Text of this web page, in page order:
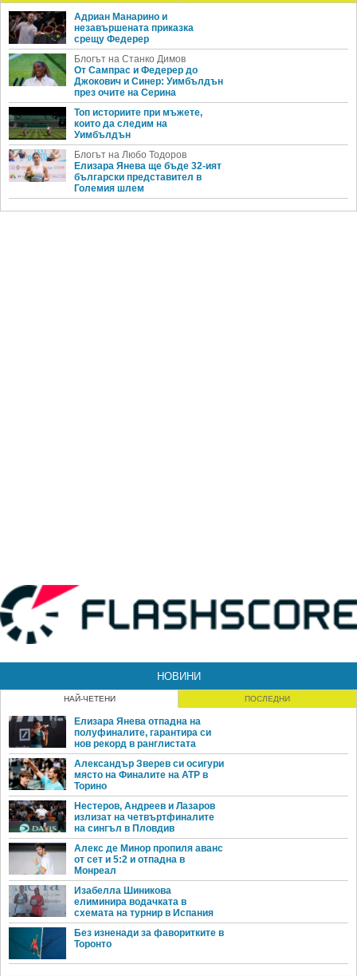
Адриан Манарино и
незавършената приказка
срещу Федерер
Блогът на Станко Димов
От Сампрас и Федерер до
Джокович и Синер: Уимбълдън
през очите на Серина
Топ историите при мъжете,
които да следим на
Уимбълдън
Блогът на Любо Тодоров
Елизара Янева ще бъде 32-ият
български представител в
Големия шлем
НОВИНИ
НАЙ-ЧЕТЕНИ ПОСЛЕДНИ
Елизара Янева отпадна на
полуфиналите, гарантира си
нов рекорд в ранглистата
Александър Зверев си осигури
място на Финалите на ATP в
Торино
Нестеров, Андреев и Лазаров
излизат на четвъртфиналите
на сингъл в Пловдив
Алекс де Минор пропиля аванс
от сет и 5:2 и отпадна в
Монреал
Изабелла Шиникова
елиминира водачката в
схемата на турнир в Испания
Без изненади за фаворитките в
Торонто